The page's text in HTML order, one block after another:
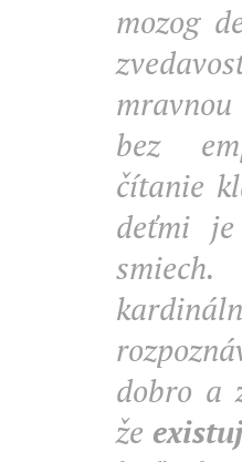
mozog
bez
čítanie
deťmi
smiech.
dobro a
že